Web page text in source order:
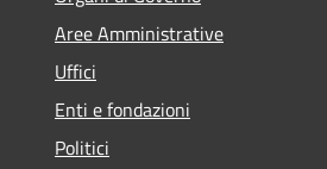
Aree Amministrative
Uffici
Enti e fondazioni
Politici